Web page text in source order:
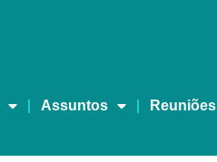
Assuntos Reuniões